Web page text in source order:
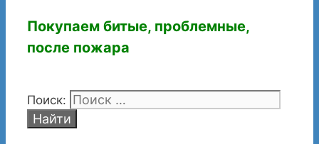
Покупаем битые, проблемные,
после пожара
Поиск: